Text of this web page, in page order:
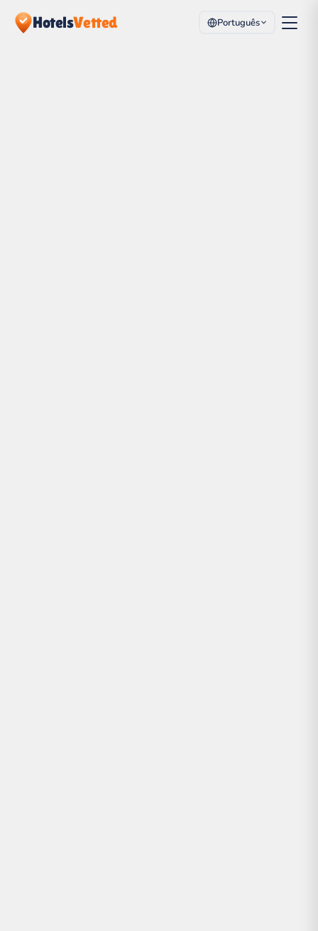
HotelsVetted Português